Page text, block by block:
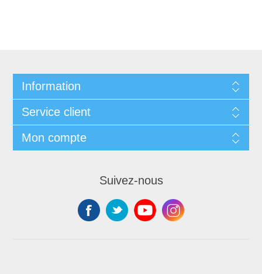
Information
Service client
Mon compte
Suivez-nous